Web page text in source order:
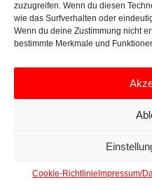
zuzugreifen. Wenn du diesen
wie das Surfverhalten oder
Wenn du deine Zustimmung nicht
bestimmte Merkmale und
Cookie-Richtlinie Impressum/